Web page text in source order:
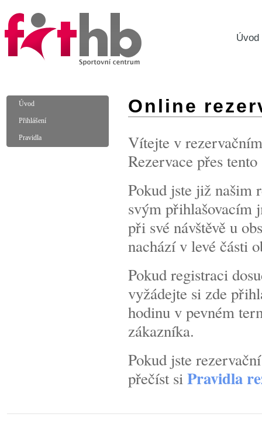
Úvod
Úvod
Přihlášení
Pravidla
Online
Vítejte v
Rezervace přes
Pokud jste již našim
svým přihlašovacím
při své návštěvě u
nachází v levé části
Pokud registraci
vyžádejte si zde
hodinu v pevném
zákazníka.
Pokud jste
přečíst siPravidla